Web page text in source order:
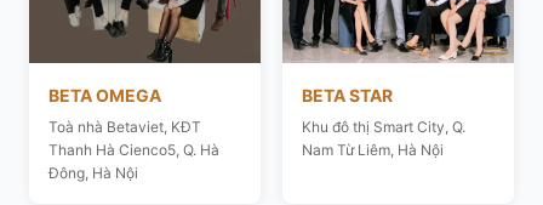
BETA OMEGA
Toà nhà Betaviet, KĐT
Thanh Hà Cienco5, Q. Hà
Đông, Hà Nội
BETA STAR
Khu đô thị Smart City, Q.
Nam Từ Liêm, Hà Nội